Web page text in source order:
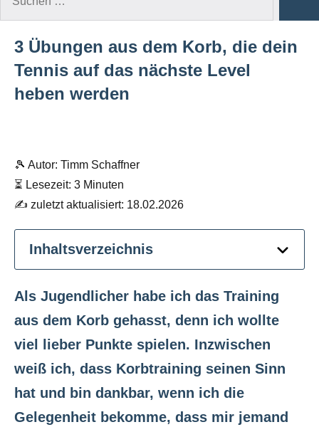
3 Übungen aus dem Korb, die dein
Tennis auf das nächste Level
heben werden
🎾 Autor: Timm Schaffner
⏳ Lesezeit: 3 Minuten
✍️ zuletzt aktualisiert: 18.02.2026
Inhaltsverzeichnis
Als Jugendlicher habe ich das Training
aus dem Korb gehasst, denn ich wollte
viel lieber Punkte spielen. Inzwischen
weiß ich, dass Korbtraining seinen Sinn
hat und bin dankbar, wenn ich die
Gelegenheit bekomme, dass mir jemand